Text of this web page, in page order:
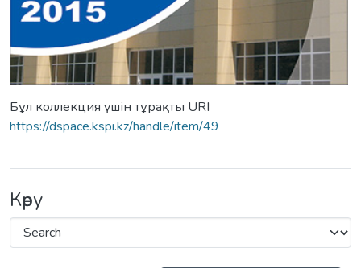
Бұл коллекция үшін тұрақты URI
https://dspace.kspi.kz/handle/item/49
Көру